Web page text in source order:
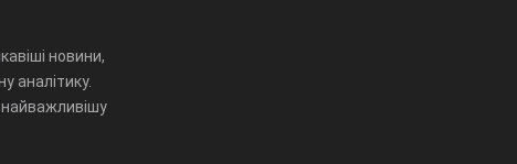
новини,
аналітику.
найважливішу